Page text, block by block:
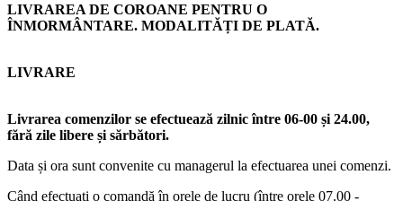
LIVRAREA DE COROANE PENTRU O
ÎNMORMÂNTARE. MODALITĂȚI DE PLATĂ.
LIVRARE
Livrarea comenzilor se efectuează zilnic între 06-00 și 24.00,
fără zile libere și sărbători.
Data și ora sunt convenite cu managerul la efectuarea unei comenzi.
Când efectuați o comandă în orele de lucru (între orele 07.00 -